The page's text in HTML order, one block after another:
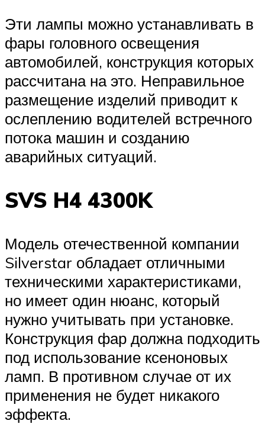
Эти лампы можно устанавливать в
фары головного освещения
автомобилей, конструкция которых
рассчитана на это. Неправильное
размещение изделий приводит к
ослеплению водителей встречного
потока машин и созданию
аварийных ситуаций.
SVS H4 4300K
Модель отечественной компании
Silverstar обладает отличными
техническими характеристиками,
но имеет один нюанс, который
нужно учитывать при установке.
Конструкция фар должна подходить
под использование ксеноновых
ламп. В противном случае от их
применения не будет никакого
эффекта.